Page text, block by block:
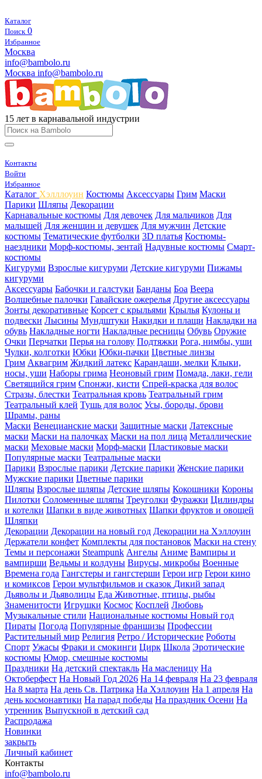
Каталог
Поиск 0
Избранное
Москва
info@bambolo.ru
Москва info@bambolo.ru
15 лет в карнавальной индустрии
Контакты
Войти
Избранное
Каталог Хэлллоуин Костюмы Аксессуары Грим Маски
Парики Шляпы Декорации
Карнавальные костюмы Для девочек Для мальчиков Для
малышей Для женщин и девушек Для мужчин Детские
костюмы Тематические футболки 3D платья Костюмы-
наездники Морф-костюмы, зентай Надувные костюмы Смарт-
костюмы
Кигуруми Взрослые кигуруми Детские кигуруми Пижамы
кигуруми
Аксессуары Бабочки и галстуки Банданы Боа Веера
Волшебные палочки Гавайские ожерелья Другие аксессуары
Зонты декоративные Корсет с крыльями Крылья Кулоны и
подвески Лысины Мундштуки Накидки и плащи Накладки на
обувь Накладные ногти Накладные ресницы Обувь Оружие
Очки Перчатки Перья на голову Подтяжки Рога, нимбы, уши
Чулки, колготки Юбки Юбки-пачки Цветные линзы
Грим Аквагрим Жидкий латекс Карандаши, мелки Клыки,
носы, уши Наборы грима Неоновый грим Помада, лаки, гели
Светящийся грим Спонжи, кисти Спрей-краска для волос
Стразы, блестки Театральная кровь Театральный грим
Театральный клей Тушь для волос Усы, бороды, брови
Шрамы, раны
Маски Венецианские маски Защитные маски Латексные
маски Маски на палочках Маски на пол лица Металлические
маски Меховые маски Морф-маски Пластиковые маски
Популярные маски Театральные маски
Парики Взрослые парики Детские парики Женские парики
Мужские парики Цветные парики
Шляпы Взрослые шляпы Детские шляпы Кокошники Короны
Пилотки Соломенные шляпы Треуголки Фуражки Цилиндры
и котелки Шапки в виде животных Шапки фруктов и овощей
Шляпки
Декорации Декорации на новый год Декорации на Хэллоуин
Держатели конфет Комплекты для постановок Маски на стену
Темы и персонажи Steampunk Ангелы Аниме Вампиры и
вампирши Ведьмы и колдуны Вирусы, микробы Военные
Времена года Гангстеры и гангстерши Герои игр Герои кино
и комиксов Герои мультфильмов и сказок Дикий запад
Дьяволы и Дьяволицы Еда Животные, птицы, рыбы
Знаменитости Игрушки Космос Косплей Любовь
Музыкальные стили Национальные костюмы Новый год
Пираты Погода Популярные франшизы Профессии
Растительный мир Религия Ретро / Исторические Роботы
Спорт Ужасы Фраки и смокинги Цирк Школа Эротические
костюмы Юмор, смешные костюмы
Праздники На детский спектакль На масленицу На
Октоберфест На Новый Год 2026 На 14 февраля На 23 февраля
На 8 марта На день Св. Патрика На Хэллоуин На 1 апреля На
день космонавтики На парад победы На праздник Осени На
утренник Выпускной в детский сад
Распродажа
Новинки
закрыть
Личный кабинет
Контакты
info@bambolo.ru